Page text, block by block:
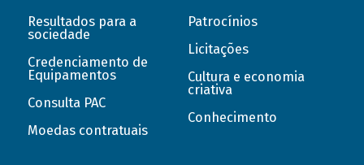
Resultados para a
sociedade
Credenciamento de
Equipamentos
Consulta PAC
Moedas contratuais
Patrocínios
Licitações
Cultura e economia
criativa
Conhecimento